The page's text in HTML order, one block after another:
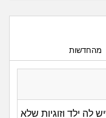
מהחדשות
לה ילד וזוגיות שלא